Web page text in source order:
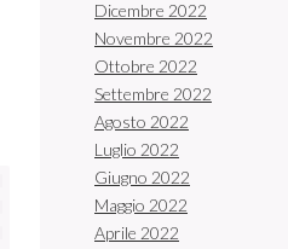
Dicembre 2022
Novembre 2022
Ottobre 2022
Settembre 2022
Agosto 2022
Luglio 2022
Giugno 2022
Maggio 2022
Aprile 2022